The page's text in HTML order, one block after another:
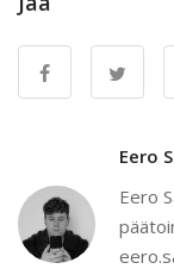
Eero
Eero